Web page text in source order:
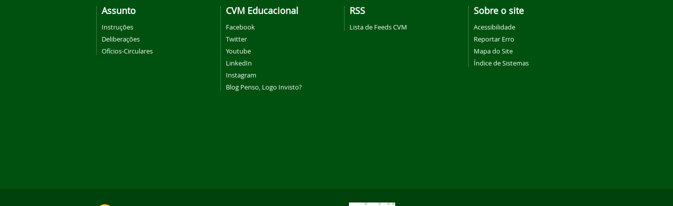
Assunto
Instruções
Deliberações
Ofícios-Circulares
CVM Educacional
Facebook
Twitter
Youtube
LinkedIn
Instagram
Blog Penso, Logo Invisto?
RSS
Lista de Feeds CVM
Sobre o site
Acessibilidade
Reportar Erro
Mapa do Site
Índice de Sistemas